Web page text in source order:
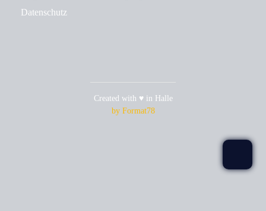
Datenschutz
Created with ♥ in Halle
by Format78